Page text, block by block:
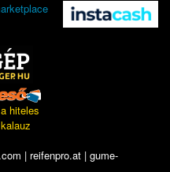
hiteles
| reifenpro.at | gume-